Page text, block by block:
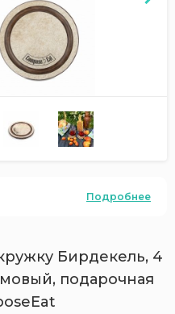
Подробнее
Бирдекель, 4
подарочная